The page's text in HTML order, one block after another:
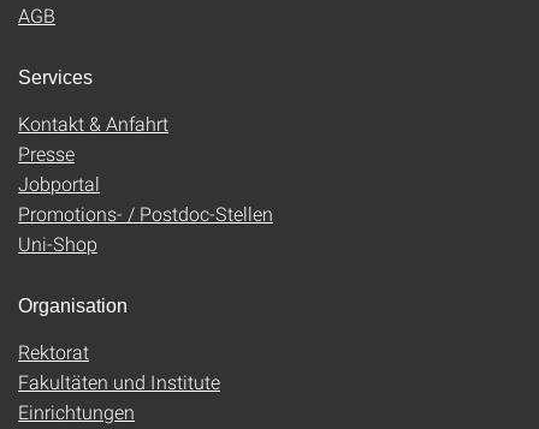
AGB
Services
Kontakt & Anfahrt
Presse
Jobportal
Promotions- / Postdoc-Stellen
Uni-Shop
Organisation
Rektorat
Fakultäten und Institute
Einrichtungen